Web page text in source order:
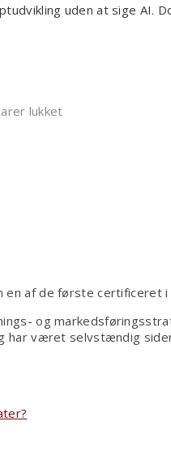
uden at sige AI.
lukkettil
en af de første certificeret
og
har været selvstændig